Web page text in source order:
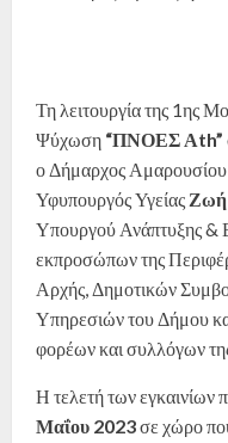
Τη λειτουργία της 1ης
Ψύχωση “ΠΝΟΕΣ Αth”
ο Δήμαρχος Αμαρουσίου
Υφυπουργός Υγείας Ζωή
Υπουργού Ανάπτυξης &
εκπροσώπων της
Αρχής, Δημοτικών
Υπηρεσιών του Δήμου
φορέων και συλλόγων
Η τελετή των εγκαινίων
Μαΐου 2023σε χώρο